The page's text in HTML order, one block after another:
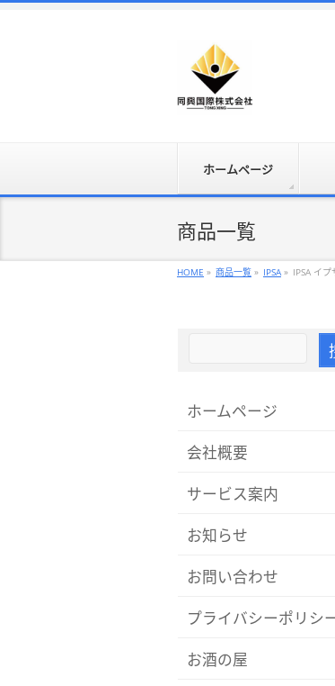
ホームページ
商品一覧
HOME » 商品一覧 » IPSA» IPSA イ
ホームページ
会社概要
サービス案内
お知らせ
お問い合わせ
プライバシーポリシ
お酒の屋